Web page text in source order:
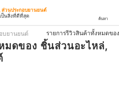
ส่วนประกอบยานยนต์
ป็นสิ่งที่ดีที่สุด
ค้นหา
บยานยนต์ รายการรีวิวสินค้าทั้งหมดข
มดของ ชิ้นส่วนอะไหล่,